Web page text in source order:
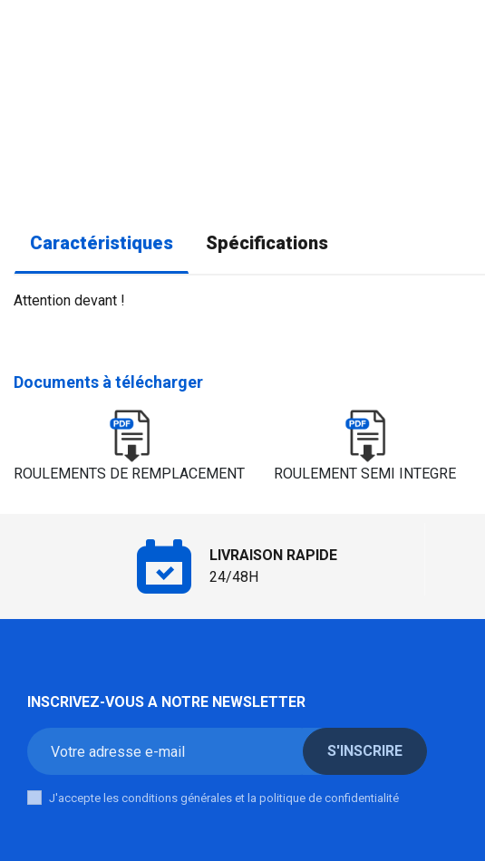
Caractéristiques Spécifications
Attention devant !
Documents à télécharger
ROULEMENTS DE REMPLACEMENT ROULEMENT SEMI INTEGRE
LIVRAISON RAPIDE
24/48H
INSCRIVEZ-VOUS A NOTRE NEWSLETTER
S'INSCRIRE
J'accepte les conditions générales et la politique de confidentialité